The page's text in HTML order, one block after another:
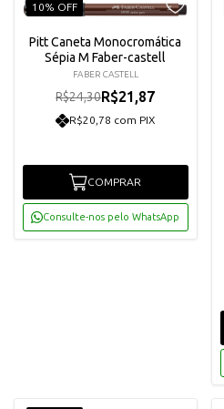
10% OFF
Pitt Caneta Monocromática
Sépia M Faber-castell
FABER CASTELL
R$24,30R$21,87
R$20,78 com PIX
COMPRAR
Consulte-nos pelo WhatsApp